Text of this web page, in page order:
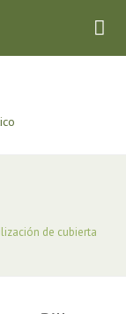
de cubierta